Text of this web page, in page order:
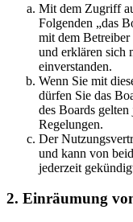
Mit dem Zugriff
Folgenden „das
mit dem Betreiber
und erklären sich
einverstanden.
Wenn Sie mit
dürfen Sie das
des Boards
Regelungen.
Der
und kann von
jederzeit
2. Einräumung